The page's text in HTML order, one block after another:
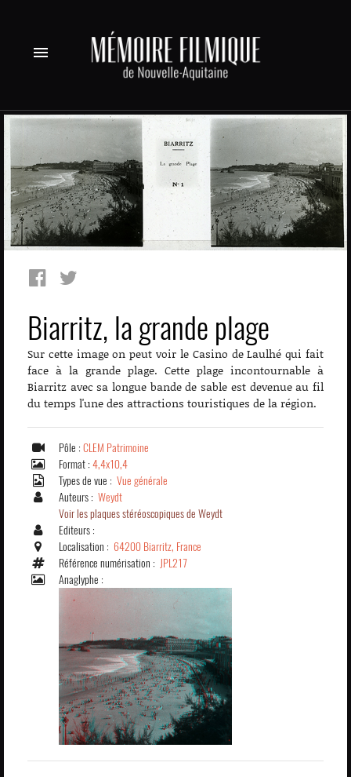
menu
Biarritz, la grande plage
Sur cette image on peut voir le Casino de Laulhé qui fait
face à la grande plage. Cette plage incontournable à
Biarritz avec sa longue bande de sable est devenue au fil
du temps l'une des attractions touristiques de la région.
Pôle : CLEM Patrimoine
Format : 4,4x10,4
Types de vue : Vue générale
Auteurs : Weydt
Voir les plaques stéréoscopiques de Weydt
Editeurs :
Localisation : 64200 Biarritz, France
Référence numérisation : JPL217
Anaglyphe :